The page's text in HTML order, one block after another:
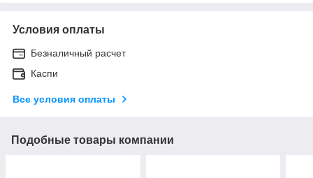
Условия оплаты
Безналичный расчет
Каспи
Все условия оплаты
Подобные товары компании